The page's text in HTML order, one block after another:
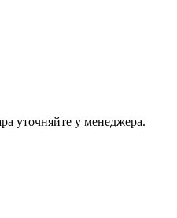
уточняйте у менеджера.